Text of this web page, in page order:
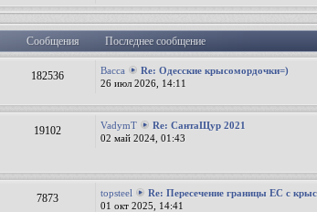
Сообщения Последнее сообщение
182536 Bacca
Re: Одесские крысомордочки=)
26 июл 2026, 14:11
19102 VadymT
Re: СантаЩур 2021
02 май 2024, 01:43
7873 topsteel
Re: Пересечение границы ЕС с
01 окт 2025, 14:41